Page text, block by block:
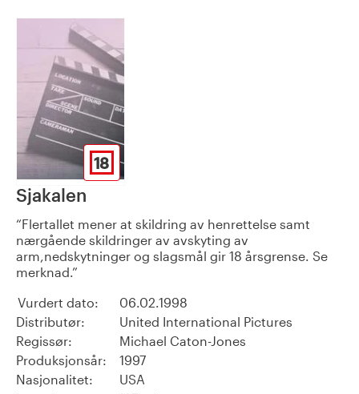
18
Sjakalen
Flertallet mener at skildring av henrettelse samt
nærgående skildringer av avskyting av
arm,nedskytninger og slagsmål gir 18 årsgrense. Se
merknad.
Vurdert dato:
06.02.1998
Distributør:
United International Pictures
Regissør:
Michael Caton-Jones
Produksjonsår:
1997
Nasjonalitet:
USA